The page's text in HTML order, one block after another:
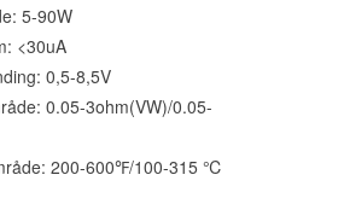
5-90W
<30uA
0,5-8,5V
0.05-3ohm(VW)/0.05-
200-600℉/100-315 ℃